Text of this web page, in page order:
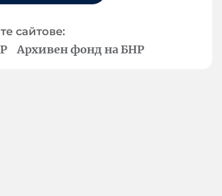
сайтове:
Архивен фонд на БНР